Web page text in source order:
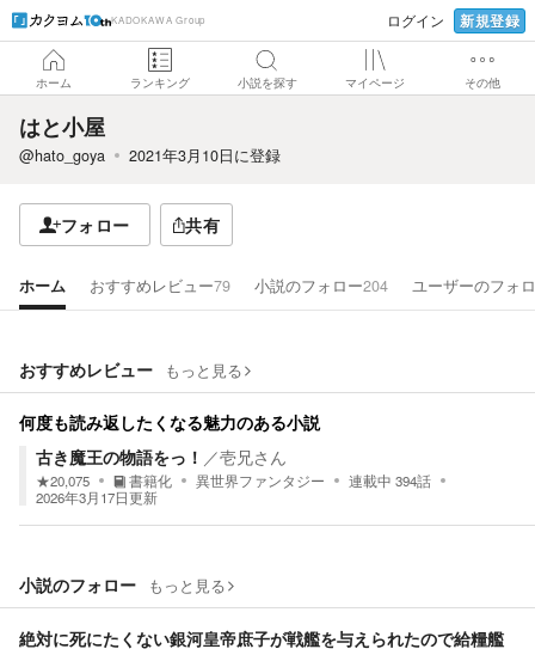
KADOKAWA Group ログイン 新規登録
ホーム ランキング 小説を探す マイページ その他
はと小屋
@hato_goya 2021年3月10日に登録
フォロー 共有
ホーム おすすめレビュー79 小説のフォロー204 ユーザーのフォ
おすすめレビュー もっと見る
何度も読み返したくなる魅力のある小説
古き魔王の物語をっ！ ／壱兄さん
★20,075 書籍化 異世界ファンタジー 連載中 394話
2026年3月17日更新
小説のフォロー もっと見る
絶対に死にたくない銀河皇帝庶子が戦艦を与えられたので給糧艦